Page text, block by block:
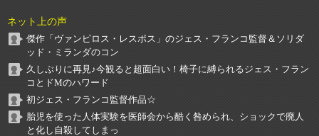
ネット上の声
傑作「ヴァンピロス・レスポス」のジェス・フランコ監督＆ソリダ
ッド・ミランダのコン
久しぶりに再見♪今観ると超面白い！椅子に縛られるジェス・フラン
コとドMのハワード
初ジェス・フランコ監督作品☆
胎児を使った人体実験を医師会から酷く咎められ、ショックで廃人
と化し自殺してしまっ